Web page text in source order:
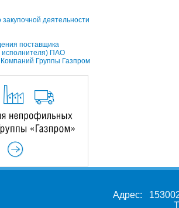
деятельности
поставщика
исполнителя) ПАО
Группы Газпром
Адрес: